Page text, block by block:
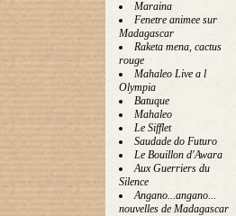
Maraina
Fenetre animee sur
Madagascar
Raketa mena, cactus
rouge
Mahaleo Live a l
Olympia
Batuque
Mahaleo
Le Sifflet
Saudade do Futuro
Le Bouillon d'Awara
Aux Guerriers du
Silence
Angano...angano...
nouvelles de Madagascar